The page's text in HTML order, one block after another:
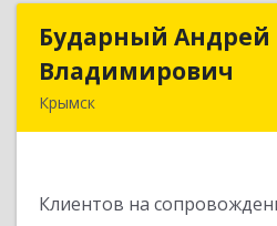
Бударный Андрей
Владимирович
Крымск
Клиентов на